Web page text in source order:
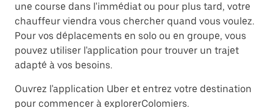
une course dans l'immédiat ou pour plus tard, votre
chauffeur viendra vous chercher quand vous voulez.
Pour vos déplacements en solo ou en groupe, vous
pouvez utiliser l'application pour trouver un trajet
adapté à vos besoins.
Ouvrez l'application Uber et entrez votre destination
pour commencer à explorerColomiers.